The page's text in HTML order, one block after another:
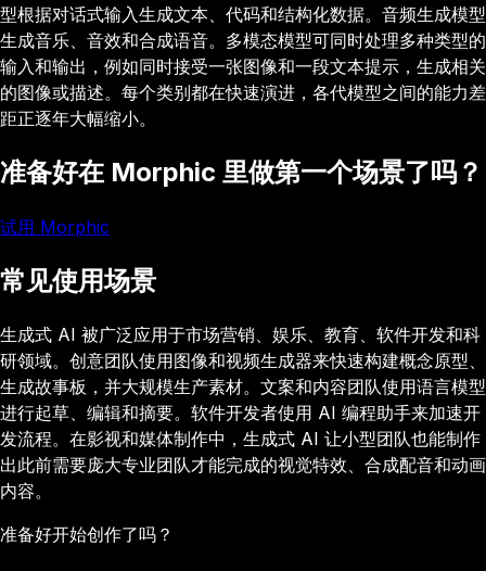
型根据对话式输入生成文本、代码和结构化数据。音频生成模型
生成音乐、音效和合成语音。多模态模型可同时处理多种类型的
输入和输出，例如同时接受一张图像和一段文本提示，生成相关
的图像或描述。每个类别都在快速演进，各代模型之间的能力差
距正逐年大幅缩小。
准备好在 Morphic 里做第一个场景了吗？
试用 Morphic
常见使用场景
生成式 AI 被广泛应用于市场营销、娱乐、教育、软件开发和科
研领域。创意团队使用图像和视频生成器来快速构建概念原型、
生成故事板，并大规模生产素材。文案和内容团队使用语言模型
进行起草、编辑和摘要。软件开发者使用 AI 编程助手来加速开
发流程。在影视和媒体制作中，生成式 AI 让小型团队也能制作
出此前需要庞大专业团队才能完成的视觉特效、合成配音和动画
内容。
准备好开始创作了吗？